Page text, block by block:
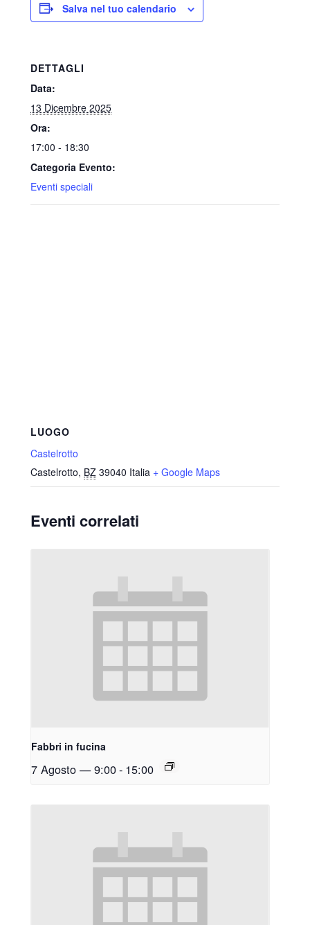
Salva nel tuo calendario
DETTAGLI
Data:
13 Dicembre 2025
Ora:
17:00 - 18:30
Categoria Evento:
Eventi speciali
LUOGO
Castelrotto
Castelrotto, BZ 39040 Italia + Google Maps
Eventi correlati
Fabbri in fucina
7 Agosto — 9:00- 15:00